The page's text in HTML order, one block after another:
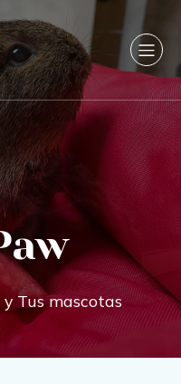
Tus mascotas